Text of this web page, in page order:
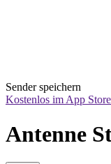
Sender speichern
Kostenlos im App
Antenne